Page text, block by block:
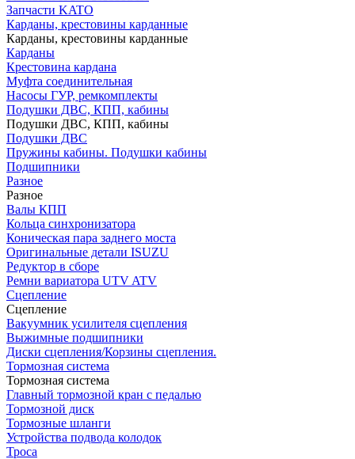
Запчасти KATO
Карданы, крестовины карданные
Карданы, крестовины карданные
Карданы
Крестовина кардана
Муфта соединительная
Насосы ГУР, ремкомплекты
Подушки ДВС, КПП, кабины
Подушки ДВС, КПП, кабины
Подушки ДВС
Пружины кабины. Подушки кабины
Подшипники
Разное
Разное
Валы КПП
Кольца синхронизатора
Коническая пара заднего моста
Оригинальные детали ISUZU
Редуктор в сборе
Ремни вариатора UTV ATV
Сцепление
Сцепление
Вакуумник усилителя сцепления
Выжимные подшипники
Диски сцепления/Корзины сцепления.
Тормозная система
Тормозная система
Главный тормозной кран с педалью
Тормозной диск
Тормозные шланги
Устройства подвода колодок
Троса